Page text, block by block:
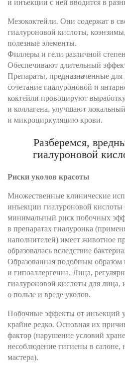
и инъекции с ней вводится в
Мезококтейли. Они содержат в
гиалуроновой кислоты,
полезные элементы.
Филлеры и гели различной
Обеспечивают длительный
Препараты, предназначенные
сочетание гиалуроновой и
коктейли провоцируют
и коллагена, улучшают
и микроциркуляцию крови.
Разберемся,
гиалуроновой
Риски уколов красоты
Множественные клинические
инъекции гиалуроновой
минимальный риск побочных
в препаратах гиалуронка
наполнителей) имеет животное
образовалась вследствие
Образованная подобным образом
и гипоаллергенна. Лица,
гиалуроновой кислоты для лица,
о пользе и вреде уколов.
Побочные эффекты от инъекций
крайне редко. Основная их
фактор (нарушение условий
несоблюдение гигиены в салоне,
мастера).